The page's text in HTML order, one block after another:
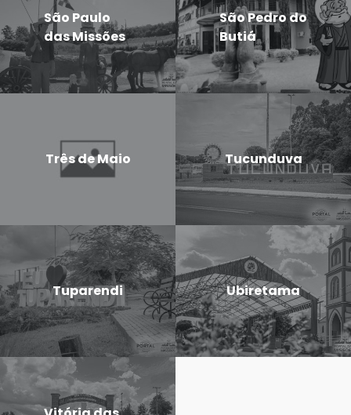
São Paulo
das Missões
São Pedro do
Butiá
Três de Maio Tucunduva
Tuparendi Ubiretama